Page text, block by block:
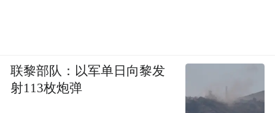
联黎部队：以军单日向黎发
射113枚炮弹